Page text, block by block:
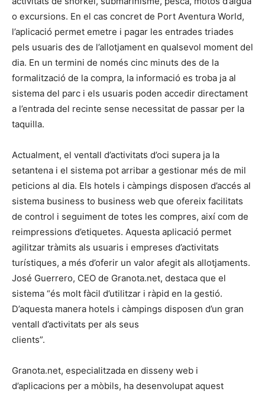
o excursions. En el cas concret de Port Aventura World,
l’aplicació permet emetre i pagar les entrades triades
pels usuaris des de l’allotjament en qualsevol moment del
dia. En un termini de només cinc minuts des de la
formalització de la compra, la informació es troba ja al
sistema del parc i els usuaris poden accedir directament
a l’entrada del recinte sense necessitat de passar per la
taquilla.
Actualment, el ventall d’activitats d’oci supera ja la
setantena i el sistema pot arribar a gestionar més de mil
peticions al dia. Els hotels i càmpings disposen d’accés al
sistema business to business web que ofereix facilitats
de control i seguiment de totes les compres, així com de
reimpressions d’etiquetes. Aquesta aplicació permet
agilitzar tràmits als usuaris i empreses d’activitats
turístiques, a més d’oferir un valor afegit als allotjaments.
José Guerrero, CEO de Granota.net, destaca que el
sistema “és molt fàcil d’utilitzar i ràpid en la gestió.
D’aquesta manera hotels i càmpings disposen d’un gran
ventall d’activitats per als seus
clients”.
Granota.net, especialitzada en disseny web i
d’aplicacions per a mòbils, ha desenvolupat aquest